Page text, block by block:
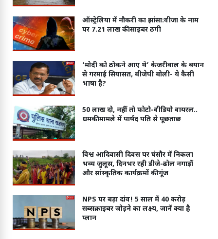
ऑस्ट्रेलिया में नौकरी का झांसा:वीजा के नाम
पर 7.21 लाख की साइबर ठगी
‘मोदी को ठोकने आए थे’ केजरीवाल के बयान
से गरमाई सियासत, बीजेपी बोली- ये कैसी
भाषा है?
50 लाख दो, नहीं तो फोटो-वीडियो वायरल..
धमकी मामले में पार्षद पति से पूछताछ
विश्व आदिवासी दिवस पर घंसौर में निकला
भव्य जुलूस, दिनभर रही डीजे-ढोल नगाड़ों
और सांस्कृतिक कार्यक्रमों की गूंज
NPS पर बड़ा दांव! 5 साल में 40 करोड़
सब्सक्राइबर जोड़ने का लक्ष्य, जानें क्या है
प्लान